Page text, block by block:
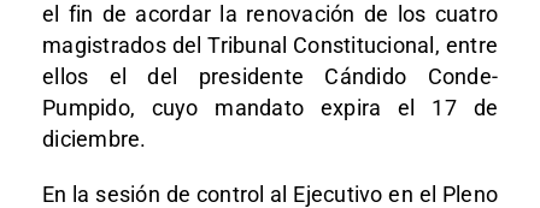
el fin de acordar la renovación de los cuatro
magistrados del Tribunal Constitucional, entre
ellos el del presidente Cándido Conde-
Pumpido, cuyo mandato expira el 17 de
diciembre.
En la sesión de control al Ejecutivo en el Pleno